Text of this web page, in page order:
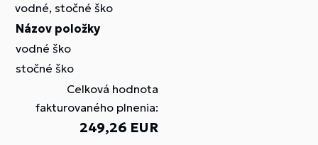
vodné, stočné ško
Názov položky
vodné ško
stočné ško
Celková hodnota
fakturovaného plnenia:
249,26 EUR